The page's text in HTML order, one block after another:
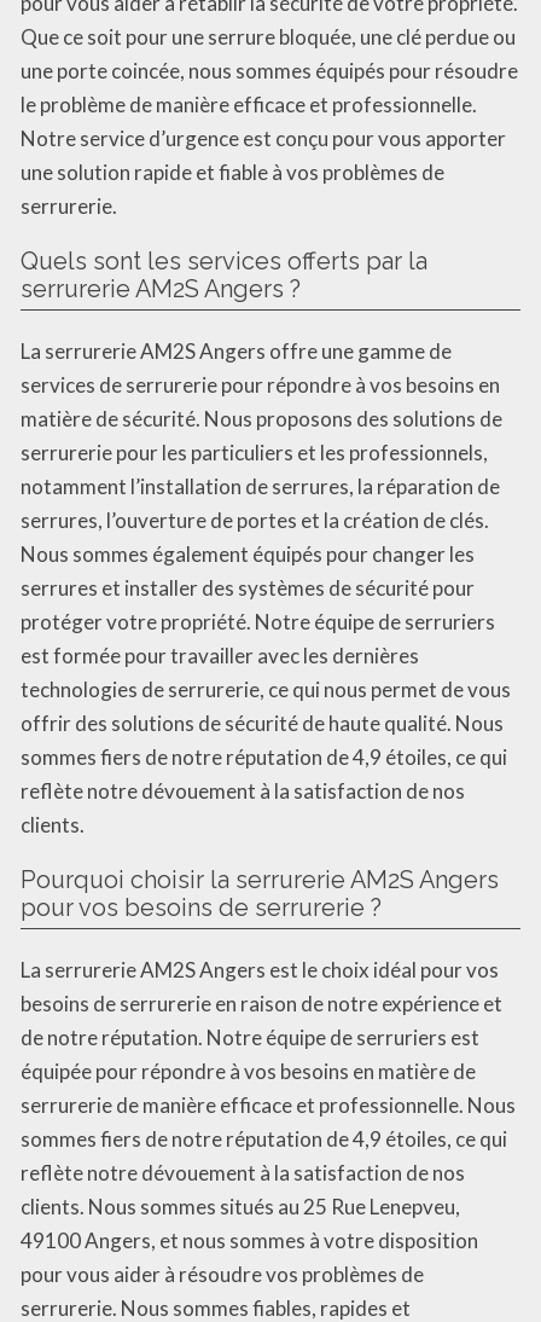
Que ce soit pour une serrure bloquée, une clé perdue ou
une porte coincée, nous sommes équipés pour résoudre
le problème de manière efficace et professionnelle.
Notre service d’urgence est conçu pour vous apporter
une solution rapide et fiable à vos problèmes de
serrurerie.
Quels sont les services offerts par la
serrurerie AM2S Angers ?
La serrurerie AM2S Angers offre une gamme de
services de serrurerie pour répondre à vos besoins en
matière de sécurité. Nous proposons des solutions de
serrurerie pour les particuliers et les professionnels,
notamment l’installation de serrures, la réparation de
serrures, l’ouverture de portes et la création de clés.
Nous sommes également équipés pour changer les
serrures et installer des systèmes de sécurité pour
protéger votre propriété. Notre équipe de serruriers
est formée pour travailler avec les dernières
technologies de serrurerie, ce qui nous permet de vous
offrir des solutions de sécurité de haute qualité. Nous
sommes fiers de notre réputation de 4,9 étoiles, ce qui
reflète notre dévouement à la satisfaction de nos
clients.
Pourquoi choisir la serrurerie AM2S Angers
pour vos besoins de serrurerie ?
La serrurerie AM2S Angers est le choix idéal pour vos
besoins de serrurerie en raison de notre expérience et
de notre réputation. Notre équipe de serruriers est
équipée pour répondre à vos besoins en matière de
serrurerie de manière efficace et professionnelle. Nous
sommes fiers de notre réputation de 4,9 étoiles, ce qui
reflète notre dévouement à la satisfaction de nos
clients. Nous sommes situés au 25 Rue Lenepveu,
49100 Angers, et nous sommes à votre disposition
pour vous aider à résoudre vos problèmes de
serrurerie. Nous sommes fiables, rapides et